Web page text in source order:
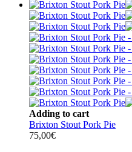
Adding to cart
Brixton Stout Pork Pie
75,00€